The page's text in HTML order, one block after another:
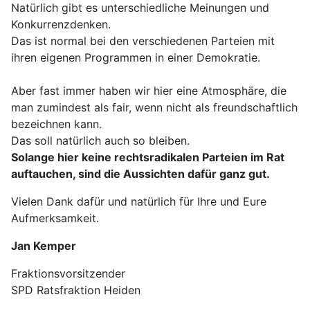
Natürlich gibt es unterschiedliche Meinungen und
Konkurrenzdenken.
Das ist normal bei den verschiedenen Parteien mit
ihren eigenen Programmen in einer Demokratie.
Aber fast immer haben wir hier eine Atmosphäre, die
man zumindest als fair, wenn nicht als freundschaftlich
bezeichnen kann.
Das soll natürlich auch so bleiben.
Solange hier keine rechtsradikalen Parteien im Rat
auftauchen, sind die Aussichten dafür ganz gut.
Vielen Dank dafür und natürlich für Ihre und Eure
Aufmerksamkeit.
Jan Kemper
Fraktionsvorsitzender
SPD Ratsfraktion Heiden